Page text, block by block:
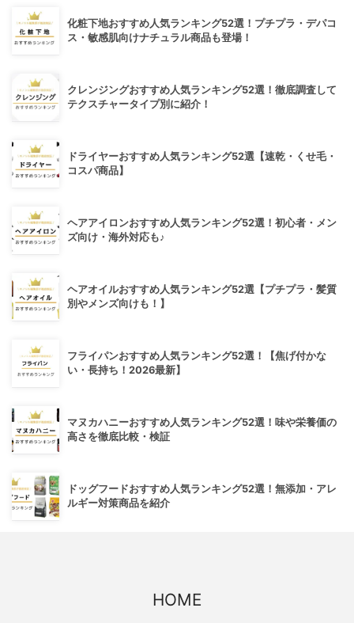
化粧下地おすすめ人気ランキング52選！プチプラ・デパコ
ス・敏感肌向けナチュラル商品も登場！
クレンジングおすすめ人気ランキング52選！徹底調査して
テクスチャータイプ別に紹介！
ドライヤーおすすめ人気ランキング52選【速乾・くせ毛・
コスパ商品】
ヘアアイロンおすすめ人気ランキング52選！初心者・メン
ズ向け・海外対応も♪
ヘアオイルおすすめ人気ランキング52選【プチプラ・髪質
別やメンズ向けも！】
フライパンおすすめ人気ランキング52選！【焦げ付かな
い・長持ち！2026最新】
マヌカハニーおすすめ人気ランキング52選！味や栄養価の
高さを徹底比較・検証
ドッグフードおすすめ人気ランキング52選！無添加・アレ
ルギー対策商品を紹介
HOME